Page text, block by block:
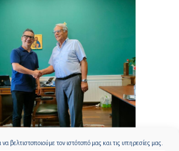
βελτιστοποιούμε τον ιστότοπό μας και τις υπηρεσίες μας.